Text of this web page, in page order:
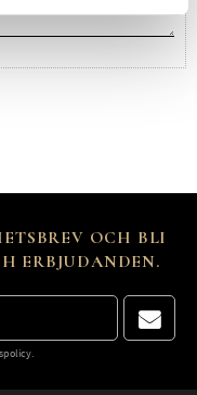
OCH BLI
ERBJUDANDEN.
.